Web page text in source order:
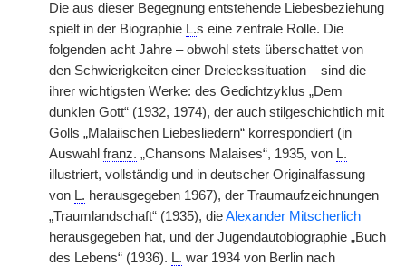
Die aus dieser Begegnung entstehende Liebesbeziehung
spielt in der Biographie L.s eine zentrale Rolle. Die
folgenden acht Jahre – obwohl stets überschattet von
den Schwierigkeiten einer Dreieckssituation – sind die
ihrer wichtigsten Werke: des Gedichtzyklus „Dem
dunklen Gott“ (1932, 1974), der auch stilgeschichtlich mit
Golls „Malaiischen Liebesliedern“ korrespondiert (in
Auswahl franz. „Chansons Malaises“, 1935, von L.
illustriert, vollständig und in deutscher Originalfassung
von L. herausgegeben 1967), der Traumaufzeichnungen
„Traumlandschaft“ (1935), dieAlexander Mitscherlich
herausgegeben hat, und der Jugendautobiographie „Buch
des Lebens“ (1936). L. war 1934 von Berlin nach